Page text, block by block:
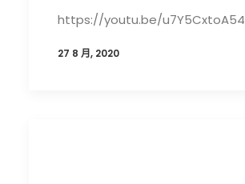
https://youtu.be/u7Y5CxtoA54
27 8 月, 2020